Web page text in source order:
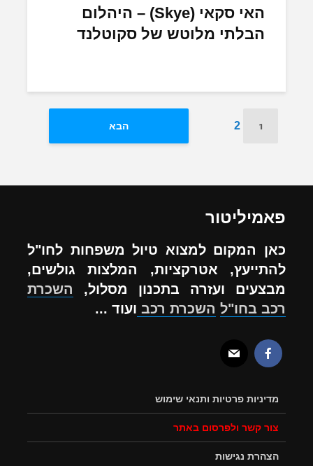
האי סקאי (Skye) – היהלום
הבלתי מלוטש של סקוטלנד
1
2 הבא
פאמיליטור
כאן המקום למצוא טיול משפחות לחו"ל
להתייעץ, אטרקציות, המלצות גולשים,
מבצעים ועזרה בתכנון מסלול, השכרת
רכב בחו"ל השכרת רכב ועוד ...
מדיניות פרטיות ותנאי שימוש
צור קשר ולפרסום באתר
הצהרת נגישות